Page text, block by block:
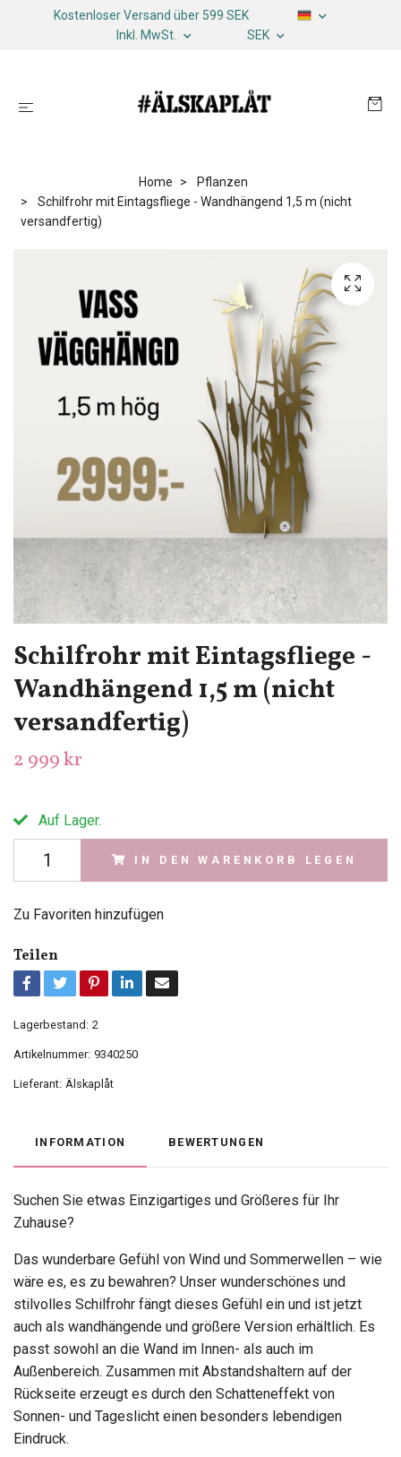
Kostenloser Versand über 599 SEK
Inkl. MwSt.
SEK
Home
Pflanzen
Schilfrohr mit Eintagsfliege - Wandhängend 1,5 m (nicht
versandfertig)
Schilfrohr mit Eintagsfliege -
Wandhängend 1,5 m (nicht
versandfertig)
2 999 kr
Auf Lager.
IN DEN WARENKORB LEGEN
Zu Favoriten hinzufügen
Teilen
Lagerbestand: 2
Artikelnummer: 9340250
Lieferant: Älskaplåt
INFORMATION BEWERTUNGEN
Suchen Sie etwas Einzigartiges und Größeres für Ihr
Zuhause?
Das wunderbare Gefühl von Wind und Sommerwellen – wie
wäre es, es zu bewahren? Unser wunderschönes und
stilvolles Schilfrohr fängt dieses Gefühl ein und ist jetzt
auch als wandhängende und größere Version erhältlich. Es
passt sowohl an die Wand im Innen- als auch im
Außenbereich. Zusammen mit Abstandshaltern auf der
Rückseite erzeugt es durch den Schatteneffekt von
Sonnen- und Tageslicht einen besonders lebendigen
Eindruck.